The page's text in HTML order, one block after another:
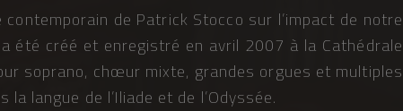
contemporain de Patrick Stocco sur l’impact de notre
été créé et enregistré en avril 2007 à la Cathédrale
soprano, chœur mixte, grandes orgues et multiples
langue de l’Iliade et de l’Odyssée.